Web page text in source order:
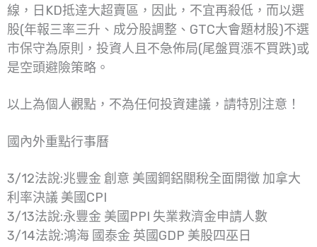
線，日KD抵逹大超賣區，因此，不宜再殺低，而以選
股(年報三率三升、成分股調整、GTC大會題材股)不選
市保守為原則，投資人且不急佈局(尾盤買漲不買跌)或
是空頭避險策略。
以上為個人觀點，不為任何投資建議，請特別注意！
國內外重點行事曆
3/12法說:兆豐金 創意 美國鋼鋁關稅全面開徵 加拿大
利率決議 美國CPI
3/13法說:永豐金 美國PPI 失業救濟金申請人數
3/14法說:鴻海 國泰金 英國GDP 美股四巫日